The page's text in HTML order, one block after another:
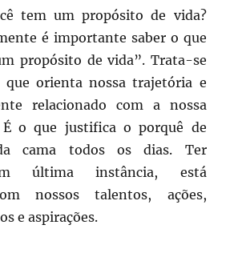
tem um propósito de vida?
é importante saber o que
propósito de vida”. Trata-se
orienta nossa trajetória e
relacionado com a nossa
É o que justifica o porquê de
cama todos os dias. Ter
última instância, está
nossos talentos, ações,
e aspirações.